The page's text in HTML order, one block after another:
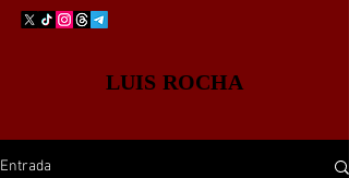
LUIS ROCHA
Entrada